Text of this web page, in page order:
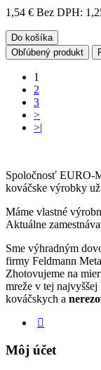
1,54 € Bez DPH:
Do košíka
Obľúbený produkt
1
2
3
>
>|
Spoločnosť EURO-
kováčske výrobky
Máme vlastné
Aktuálne
Sme výhradným
firmy Feldmann
Zhotovujeme na
mreže v tej
kováčskych a
Môj účet